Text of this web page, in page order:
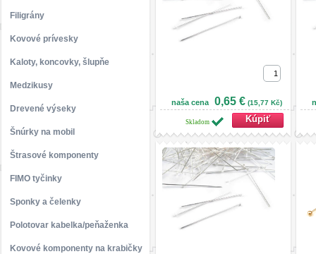
Filigrány
Kovové prívesky
Kaloty, koncovky, šlupňe
Medzikusy
Drevené výseky
Šnúrky na mobil
Štrasové komponenty
FIMO tyčinky
Sponky a čelenky
Polotovar kabelka/peňaženka
Kovové komponenty na krabičky
naša cena 0,65 € (15,77 Kč)
Skladom